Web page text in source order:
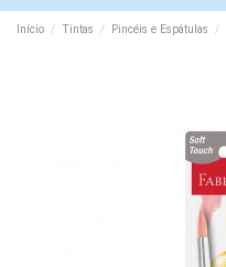
Início Tintas Pincéis e Espátulas